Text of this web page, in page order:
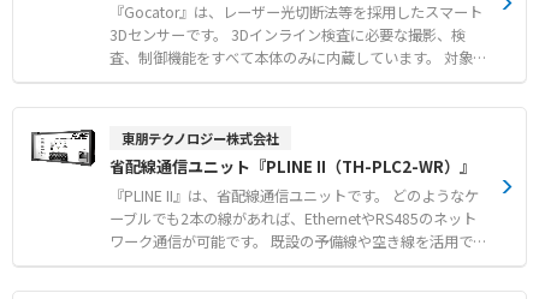
『Gocator』は、レーザー光切断法等を採用したスマート
3Dセンサーです。 3Dインライン検査に必要な撮影、検
査、制御機能をすべて本体のみに内蔵しています。 対象物
を高速かつ高精度に3次元スキャンし、寸法計測や外観検
査の判定結果をPLCへ出力いたします。 プログラミング経
計測ツールを標準搭載しています。 撮像手法、視野幅、解
像度などの仕様を組み合わせた豊富なラインナップによ
り、さまざまな現場のニーズに対応いたします。 外部コン
トローラ不要のシンプルな構成で、生産ラインにおけるリ
アルタイムな3次元インライン検査を実現いたします。
【特徴】 ●撮影・寸法計測・判定結果出力まで本体のみで
完結するコントローラレス設計 ●マウス操作でプログラミ
東朋テクノロジー株式会社
省配線通信ユニット『PLINE II（TH-PLC2-WR）』
『PLINE II』は、省配線通信ユニットです。 どのようなケ
ーブルでも2本の線があれば、EthernetやRS485のネット
ワーク通信が可能です。 既設の予備線や空き線を活用でき
るため、工場や設備内のセンサーや機器のレトロフィット
を簡単かつ迅速に行えます。 次世代のクアトロコア搭載に